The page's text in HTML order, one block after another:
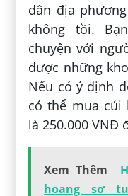
dân địa
không tồi.
chuyện với
được những
Nếu có ý định
có thể mua củi
là 250.000 VNĐ
Xem Thêm
hoang sơ